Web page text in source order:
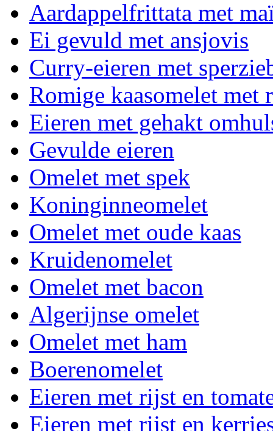
Aardappelfrittata met
Ei gevuld met ansjovis
Curry-eieren met
Romige kaasomelet met
Eieren met gehakt
Gevulde eieren
Omelet met spek
Koninginneomelet
Omelet met oude kaas
Kruidenomelet
Omelet met bacon
Algerijnse omelet
Omelet met ham
Boerenomelet
Eieren met rijst en
Eieren met rijst en